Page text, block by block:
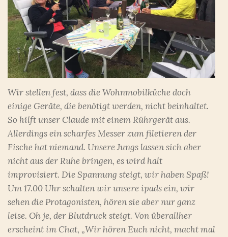
Wir stellen fest, dass die Wohnmobilküche doch
einige Geräte, die benötigt werden, nicht beinhaltet.
So hilft unser Claude mit einem Rührgerät aus.
Allerdings ein scharfes Messer zum filetieren der
Fische hat niemand. Unsere Jungs lassen sich aber
nicht aus der Ruhe bringen, es wird halt
improvisiert. Die Spannung steigt, wir haben Spaß!
Um 17.00 Uhr schalten wir unsere ipads ein, wir
sehen die Protagonisten, hören sie aber nur ganz
leise. Oh je, der Blutdruck steigt. Von überallher
erscheint im Chat, „Wir hören Euch nicht, macht mal